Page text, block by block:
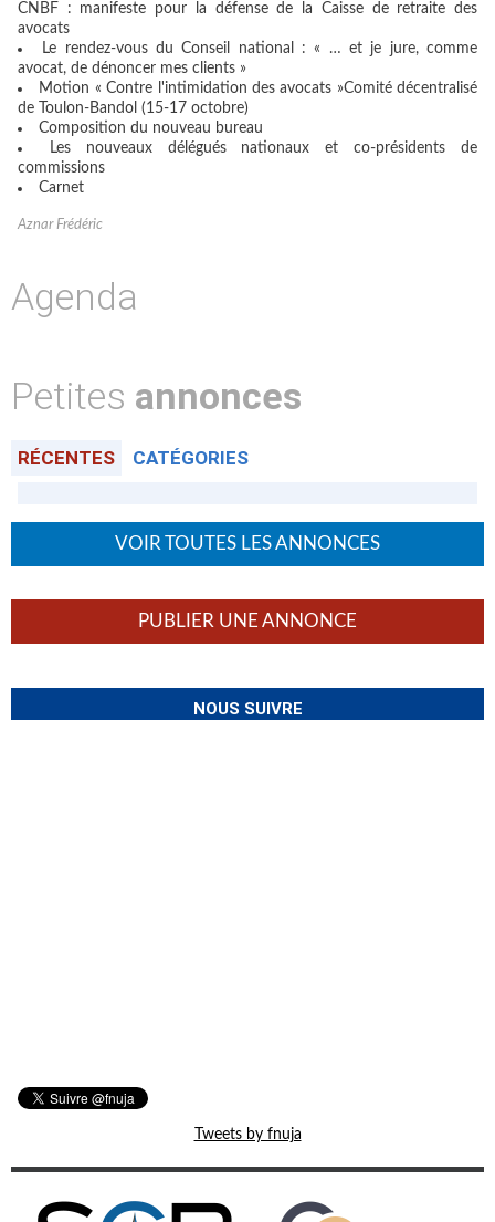
CNBF : manifeste pour la défense de la Caisse de retraite des
avocats
Le rendez-vous du Conseil national : « … et je jure, comme
avocat, de dénoncer mes clients »
Motion « Contre l'intimidation des avocats »Comité décentralisé
de Toulon-Bandol (15-17 octobre)
Composition du nouveau bureau
Les nouveaux délégués nationaux et co-présidents de
commissions
Carnet
Aznar Frédéric
Agenda
Petites annonces
RÉCENTES CATÉGORIES
VOIR TOUTES LES ANNONCES
PUBLIER UNE ANNONCE
NOUS SUIVRE
Tweets by fnuja